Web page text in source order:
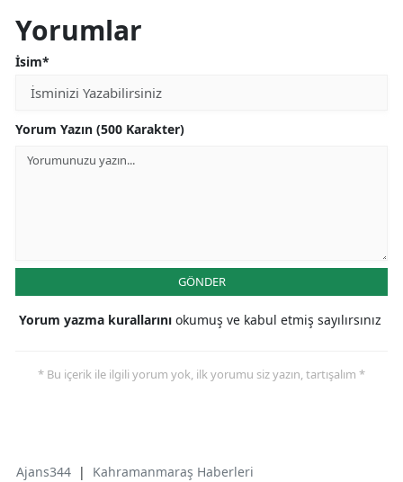
Yorumlar
İsim*
Yorum Yazın (500 Karakter)
GÖNDER
Yorum yazma kurallarını okumuş ve kabul etmiş sayılırsınız
* Bu içerik ile ilgili yorum yok, ilk yorumu siz yazın, tartışalım *
Ajans344 | Kahramanmaraş Haberleri